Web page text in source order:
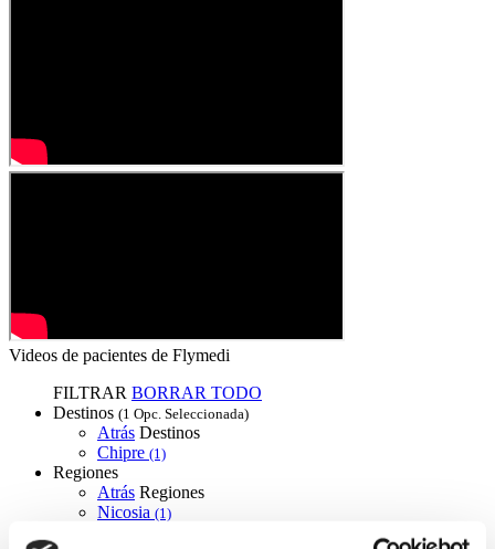
Videos de pacientes de Flymedi
FILTRAR BORRAR TODO
Destinos (1 Opc. Seleccionada)
Atrás Destinos
Chipre (1)
Regiones
Atrás Regiones
Nicosia (1)